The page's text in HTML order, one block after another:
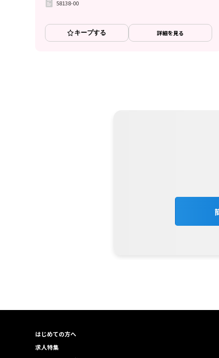
58138-00
キープする 詳細を見る
はじめての方へ
求人特集